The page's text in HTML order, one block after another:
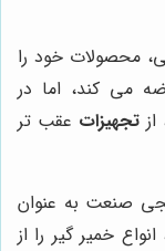
محصولات خود را
می کند، اما در
تجهیزات عقب تر
صنعت به عنوان
خمیر گیر را از